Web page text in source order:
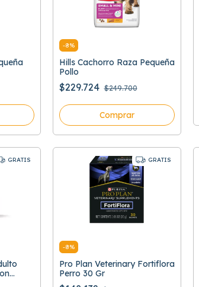
-8%
Hills Cachorro Raza Pequeña
Pollo
$229.724 $249.700
Comprar
GRATIS GRATIS
-8%
Pro Plan Veterinary Fortiflora
Perro 30 Gr